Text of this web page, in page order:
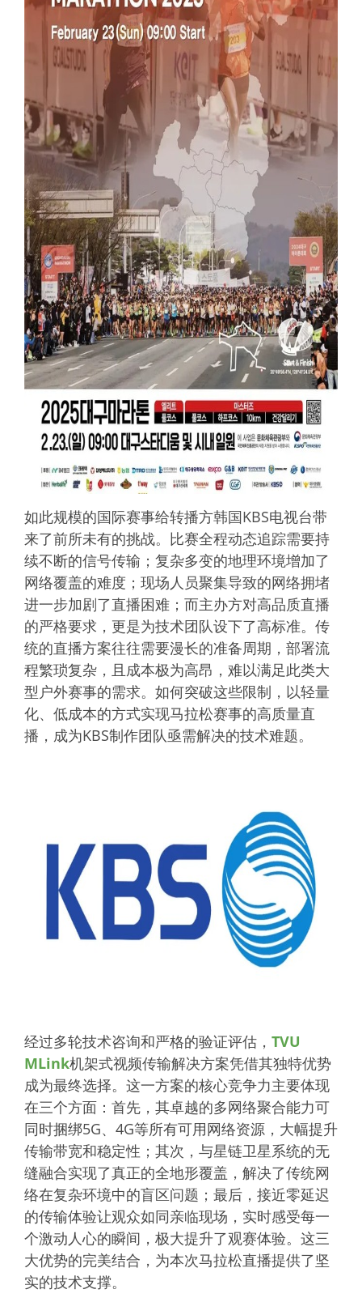
如此规模的国际赛事给转播方韩国KBS电视台带
来了前所未有的挑战。比赛全程动态追踪需要持
续不断的信号传输；复杂多变的地理环境增加了
网络覆盖的难度；现场人员聚集导致的网络拥堵
进一步加剧了直播困难；而主办方对高品质直播
的严格要求，更是为技术团队设下了高标准。传
统的直播方案往往需要漫长的准备周期，部署流
程繁琐复杂，且成本极为高昂，难以满足此类大
型户外赛事的需求。如何突破这些限制，以轻量
化、低成本的方式实现马拉松赛事的高质量直
播，成为KBS制作团队亟需解决的技术难题。
经过多轮技术咨询和严格的验证评估， TVU
MLink机架式视频传输解决方案凭借其独特优势
成为最终选择。这一方案的核心竞争力主要体现
在三个方面：首先，其卓越的多网络聚合能力可
同时捆绑5G、4G等所有可用网络资源，大幅提升
传输带宽和稳定性；其次，与星链卫星系统的无
缝融合实现了真正的全地形覆盖，解决了传统网
络在复杂环境中的盲区问题；最后，接近零延迟
的传输体验让观众如同亲临现场，实时感受每一
个激动人心的瞬间，极大提升了观赛体验。这三
大优势的完美结合，为本次马拉松直播提供了坚
实的技术支撑。